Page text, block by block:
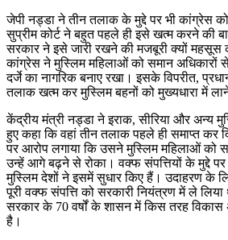
जेपी नड्डा ने तीन तलाक के मुद्दे पर भी कांग्रेस
सुप्रीम कोर्ट ने बहुत पहले ही इसे खत्म करने की
सरकार ने इसे जारी रखने की मजबूरी क्यों महसूस
कांग्रेस ने मुस्लिम महिलाओं को समान अधिकारों
दर्जे का नागरिक बनाए रखा। इसके विपरीत,
तलाक खत्म कर मुस्लिम बहनों को मुख्यधारा में
केंद्रीय मंत्री नड्डा ने इराक, सीरिया और अन्य
हुए कहा कि वहां तीन तलाक पहले ही समाप्त कर
पर आरोप लगाया कि उसने मुस्लिम महिलाओं को
उन्हें आगे बढ़ने से रोका। वक्फ संपत्तियों के मुद्दे पर
मुस्लिम देशों ने इसमें सुधार किए हैं। उदाहरण के
पूरी वक्फ संपत्ति को सरकारी नियंत्रण में ले
सरकार के 70 वर्षों के शासन में किस तरह विकास
है।